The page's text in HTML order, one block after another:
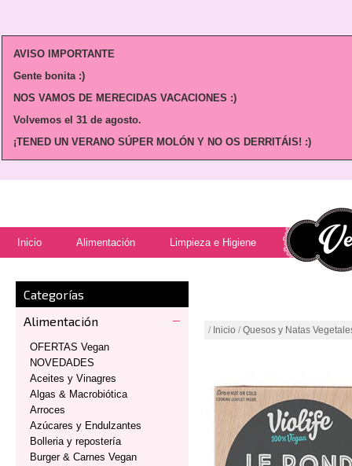
AVISO IMPORTANTE
Gente bonita :)
NOS VAMOS DE MERECIDAS VACACIONES :)
Volvemos el 31 de agosto.
¡TENED UN VERANO SÚPER MOLÓN Y NO OS DERRITÁIS! :)
Inicio Alimentación Limpieza e Higiene
Categorías
Alimentación
OFERTAS Vegan
NOVEDADES
Aceites y Vinagres
Algas & Macrobiótica
Arroces
Azúcares y Endulzantes
Bolleria y repostería
Burger & Carnes Vegan
/ Inicio / Quesos y Natas